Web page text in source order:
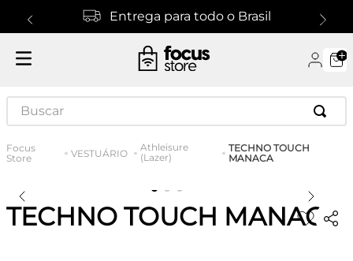
Entrega para todo o Brasil
Buscar
VESTUÁRIO
Athleisure
(Lazer)
TECHNO TOUCH
MANACA
TECHNO TOUCH MANACA